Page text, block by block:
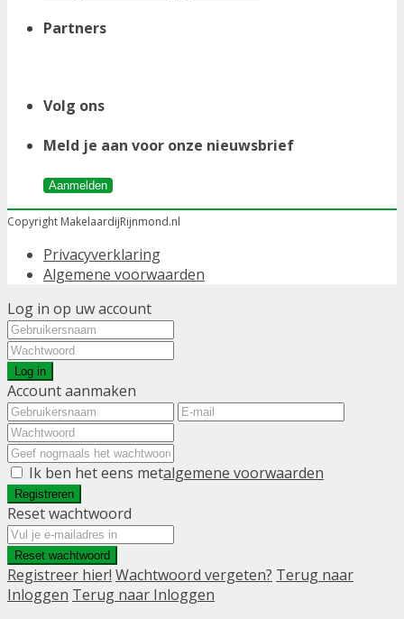
Partners
Volg ons
Meld je aan voor onze nieuwsbrief
Aanmelden
Copyright MakelaardijRijnmond.nl
Privacyverklaring
Algemene voorwaarden
Log in op uw account
Log in
Account aanmaken
Ik ben het eens metalgemene voorwaarden
Registreren
Reset wachtwoord
Reset wachtwoord
Registreer hier! Wachtwoord vergeten? Terug naar
Inloggen Terug naar Inloggen